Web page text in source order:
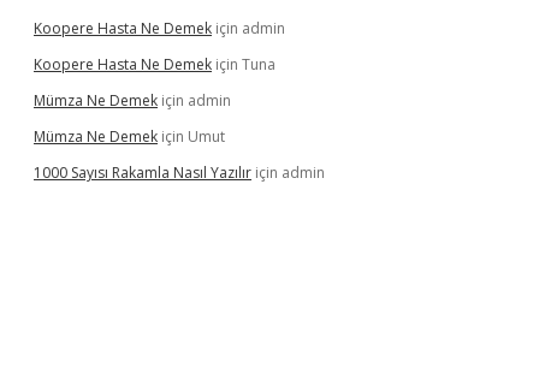
Koopere Hasta Ne Demek için admin
Koopere Hasta Ne Demek için Tuna
Mümza Ne Demek için admin
Mümza Ne Demek için Umut
1000 Sayısı Rakamla Nasıl Yazılır için admin